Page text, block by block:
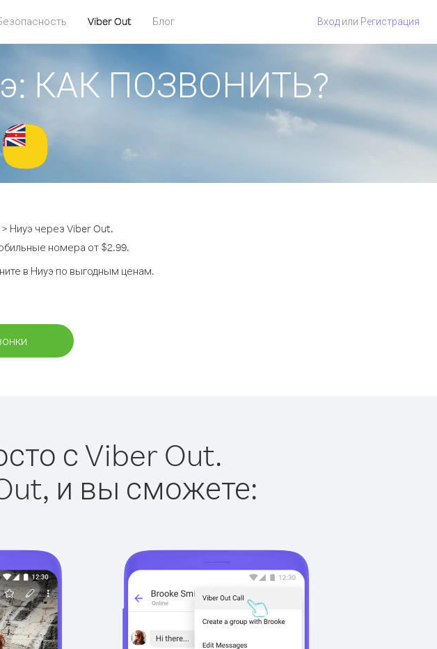
Viber Out Блог Вход или Регистрация
КАК ПОЗВОНИТЬ?
Ниуэ через Viber Out.
номера от $2.99.
в Ниуэ по выгодным ценам.
с Viber Out.
и вы сможете: